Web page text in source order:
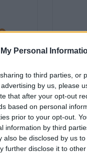
Personal
to third parties, or
by us, please
that after your opt-out
based on personal
prior to your opt-out.
information by third
also be disclosed by us
further disclose it to other